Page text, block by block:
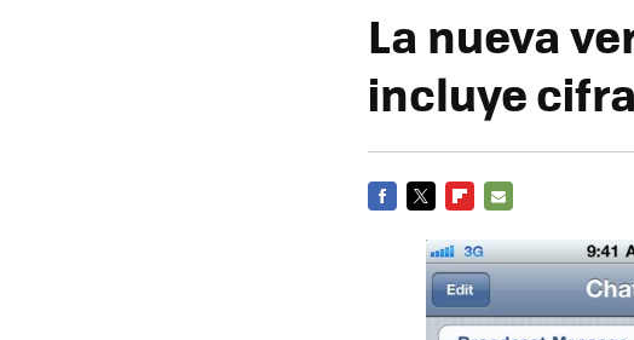
La nueva
incluye
MAIL